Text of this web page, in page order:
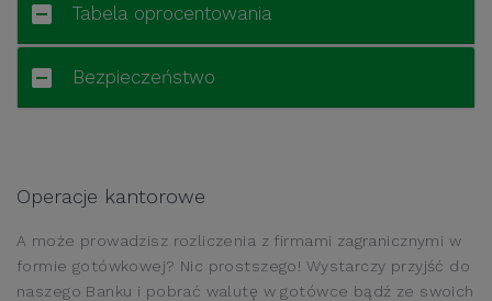
Tabela oprocentowania
Bezpieczeństwo
Operacje kantorowe
A może prowadzisz rozliczenia z firmami zagranicznymi w
formie gotówkowej? Nic prostszego! Wystarczy przyjść do
naszego Banku i pobrać walutę w gotówce bądź ze swoich